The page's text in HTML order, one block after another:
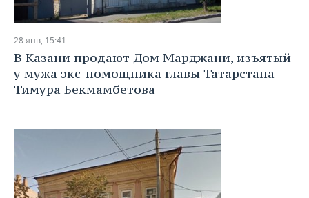
28 янв, 15:41
В Казани продают Дом Марджани, изъятый
у мужа экс-помощника главы Татарстана —
Тимура Бекмамбетова